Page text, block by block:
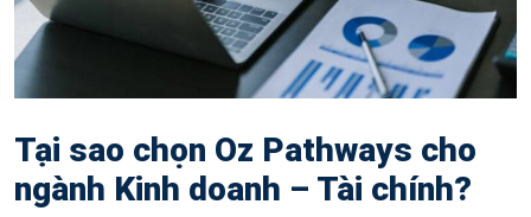
Tại sao chọn Oz Pathways cho
ngành Kinh doanh – Tài chính?